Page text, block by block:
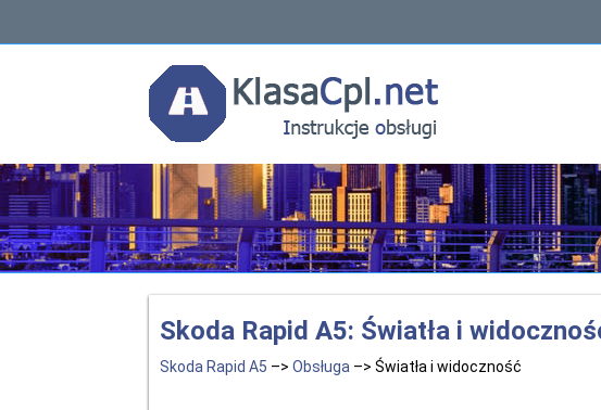
Skoda Rapid A5: Światła i
Skoda Rapid A5 –> Obsługa –> Światła i widoczność